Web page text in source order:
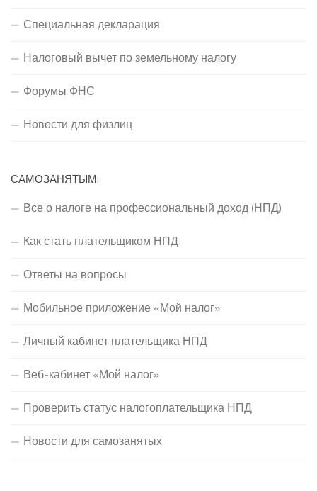
Специальная декларация
Налоговый вычет по земельному налогу
Форумы ФНС
Новости для физлиц
САМОЗАНЯТЫМ:
Все о налоге на профессиональный доход (НПД)
Как стать плательщиком НПД
Ответы на вопросы
Мобильное приложение «Мой налог»
Личный кабинет плательщика НПД
Веб-кабинет «Мой налог»
Проверить статус налогоплательщика НПД
Новости для самозанятых